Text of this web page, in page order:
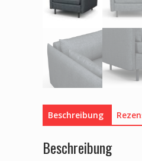
Beschreibung
Beschreibung